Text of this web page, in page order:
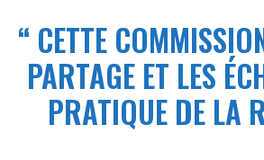
CETTE
PARTAGE ET LES
PRATIQUE DE LA